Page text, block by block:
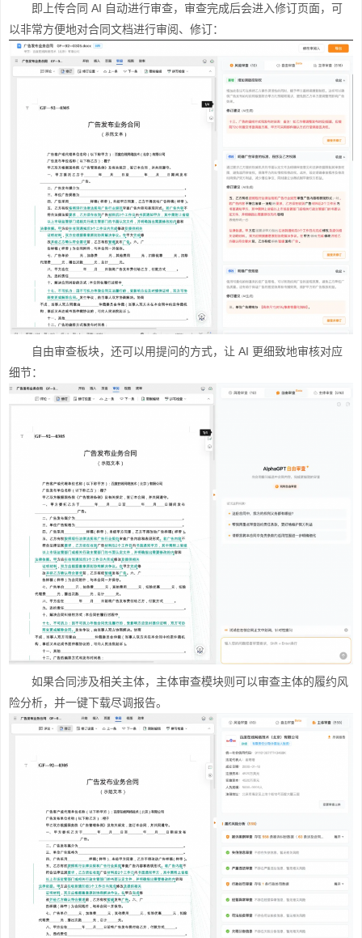
即上传合同 AI 自动进行审查，审查完成后会进入修订页面，可
以非常方便地对合同文档进行审阅、修订：
自由审查板块，还可以用提问的方式，让 AI 更细致地审核对应
细节：
如果合同涉及相关主体，主体审查模块则可以审查主体的履约风
险分析，并一键下载尽调报告。